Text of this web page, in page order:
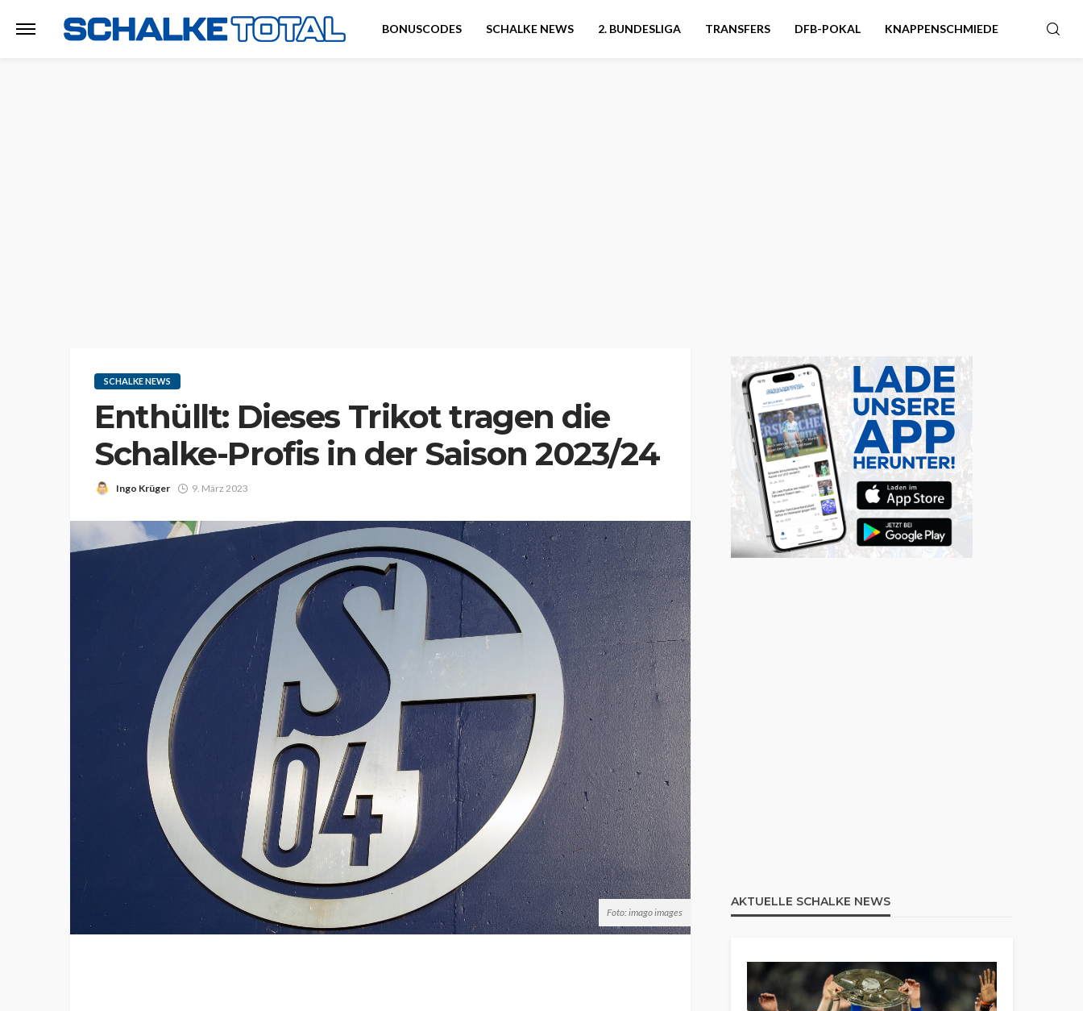
BONUSCODES SCHALKE NEWS 2. BUNDESLIGA TRANSFERS DFB-POKAL KNAPPENSCHMIEDE
SCHALKE NEWS
Enthüllt: Dieses Trikot tragen die
Schalke-Profis in der Saison 2023/24
Ingo Krüger 9. März 2023
Foto: imago images
AKTUELLE SCHALKE NEWS